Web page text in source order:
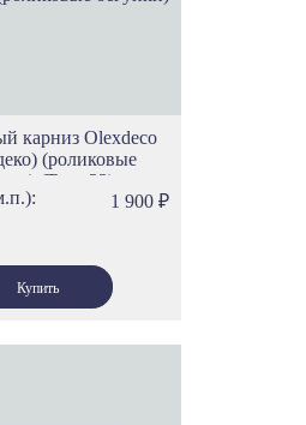
карниз Olexdeco
(роликовые
(Трек 33)
1 900 ₽